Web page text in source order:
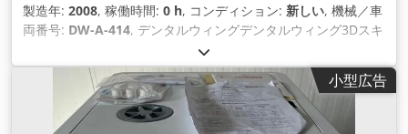
製造年: 2008, 稼働時間: 0 h, コンディション: 新しい, 機械／車
両番号: DW-A-414, デンタルウィングデンタルウィング3Dスキ
ャナーDW-5-140製造年2008年。シリアル番号：DW-A-414製
品の付属品、写真 を確認、およびコンピューターに接続するた
めのUSBケーブル。 USBドライブのソフトウェアは提供されて
おらず、インストールCDのみが提供されています。ランプ照明
の確認コンピューター接続が必要 -詳細な操作は不明な詳細と
小型広告